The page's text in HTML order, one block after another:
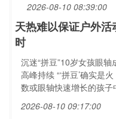
2026-08-10 08:39:00
天热难以保证户外
时
沉迷“拼豆”10岁女孩眼
高峰持续 “‘拼豆’确实是
数或眼轴快速增长的孩子
2026-08-10 09:17:00